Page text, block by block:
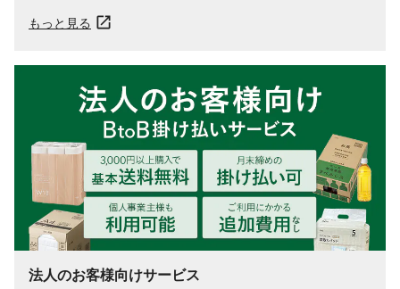
もっと見る
法人のお客様向けサービス